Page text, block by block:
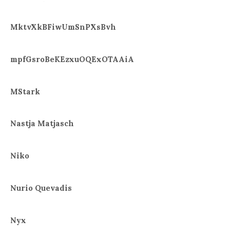
MktvXkBFiwUmSnPXsBvh
mpfGsroBeKEzxuOQExOTAAiA
MStark
Nastja Matjasch
Niko
Nurio Quevadis
Nyx